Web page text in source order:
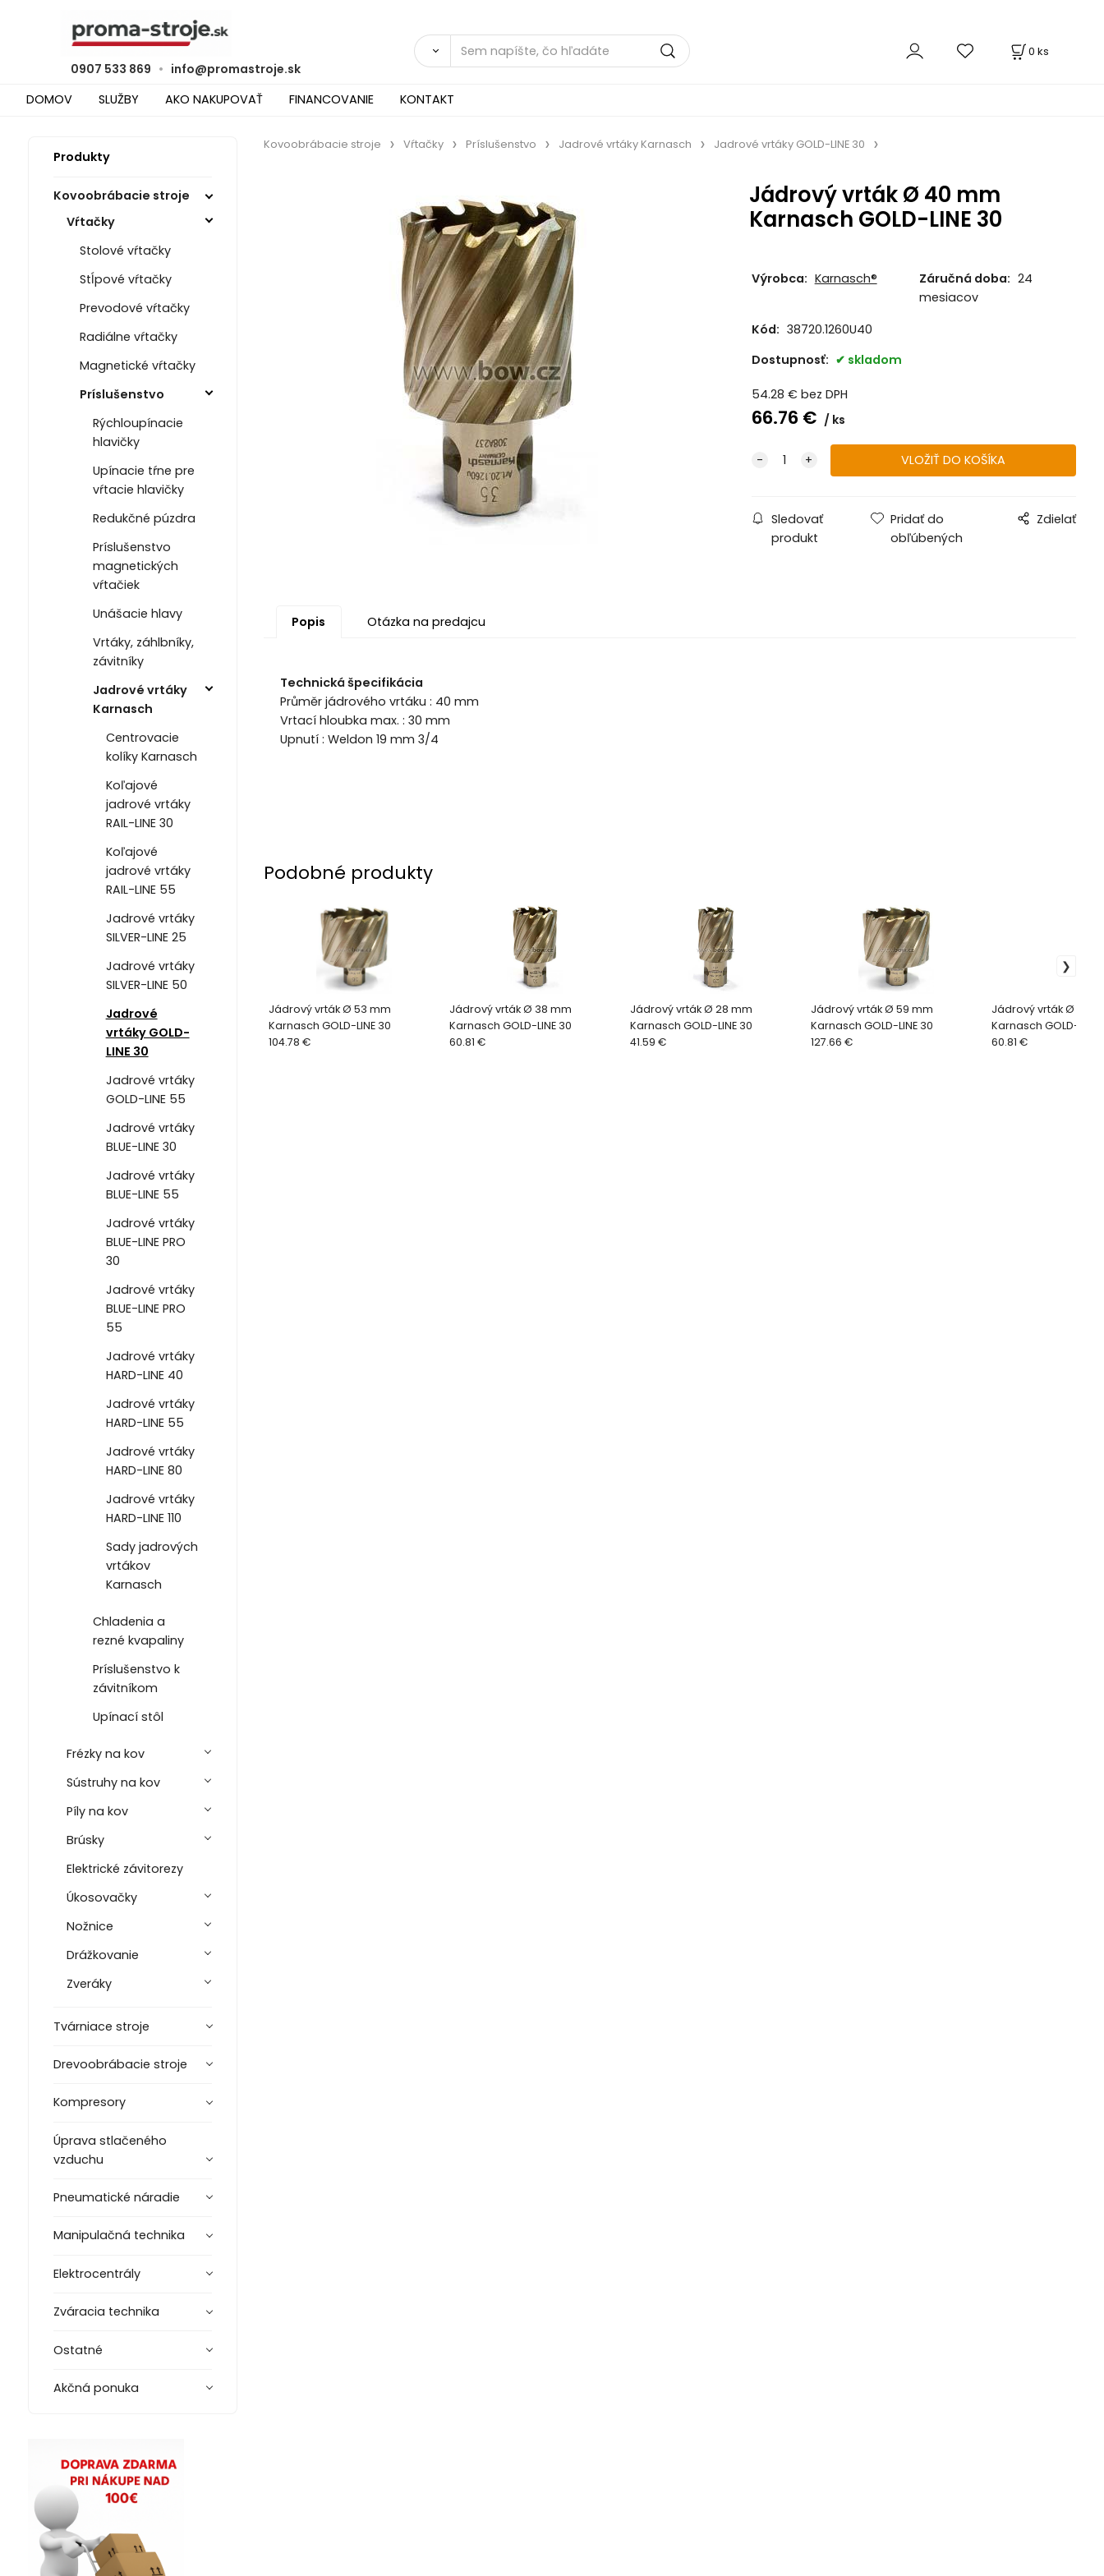
0907 533 869 • info@promastroje.sk
0 ks
DOMOV SLUŽBY AKO NAKUPOVAŤ FINANCOVANIE KONTAKT
Produkty
Kovoobrábacie stroje
Vŕtačky
Stolové vŕtačky
Stĺpové vŕtačky
Prevodové vŕtačky
Radiálne vŕtačky
Magnetické vŕtačky
Príslušenstvo
Rýchloupínacie
hlavičky
Upínacie tŕne pre
vŕtacie hlavičky
Redukčné púzdra
Príslušenstvo
magnetických
vŕtačiek
Unášacie hlavy
Vrtáky, záhlbníky,
závitníky
Jadrové vrtáky
Karnasch
Centrovacie
kolíky Karnasch
Koľajové
jadrové vrtáky
RAIL-LINE 30
Koľajové
jadrové vrtáky
RAIL-LINE 55
Jadrové vrtáky
SILVER-LINE 25
Jadrové vrtáky
SILVER-LINE 50
Jadrové
vrtáky GOLD-
LINE 30
Jadrové vrtáky
GOLD-LINE 55
Jadrové vrtáky
BLUE-LINE 30
Jadrové vrtáky
BLUE-LINE 55
Jadrové vrtáky
BLUE-LINE PRO
30
Jadrové vrtáky
BLUE-LINE PRO
55
Jadrové vrtáky
HARD-LINE 40
Jadrové vrtáky
HARD-LINE 55
Jadrové vrtáky
HARD-LINE 80
Jadrové vrtáky
HARD-LINE 110
Sady jadrových
vrtákov
Karnasch
Chladenia a
rezné kvapaliny
Príslušenstvo k
závitníkom
Upínací stôl
Frézky na kov
Sústruhy na kov
Píly na kov
Brúsky
Elektrické závitorezy
Úkosovačky
Nožnice
Drážkovanie
Zveráky
Tvárniace stroje
Drevoobrábacie stroje
Kompresory
Úprava stlačeného
vzduchu
Pneumatické náradie
Manipulačná technika
Elektrocentrály
Zváracia technika
Ostatné
Akčná ponuka
Kovoobrábacie stroje Vŕtačky Príslušenstvo Jadrové vrtáky Karnasch Jadrové vrtáky GOLD-LINE 30
Jádrový vrták Ø 40 mm
Karnasch GOLD-LINE 30
Výrobca: Karnasch® Záručná doba: 24
mesiacov
Kód: 38720.1260U40
Dostupnosť:
skladom
54.28 € bez DPH
66.76 € ks
Sledovať
produkt
Pridať do
obľúbených
Zdielať
Popis Otázka na predajcu
Technická špecifikácia
Průměr jádrového vrtáku : 40 mm
Vrtací hloubka max. : 30 mm
Upnutí : Weldon 19 mm 3/4
Podobné produkty
Jádrový vrták Ø 53 mm
Karnasch GOLD-LINE 30
104.78 €
Jádrový vrták Ø 38 mm
Karnasch GOLD-LINE 30
60.81 €
Jádrový vrták Ø 28 mm
Karnasch GOLD-LINE 30
41.59 €
Jádrový vrták Ø 59 mm
Karnasch GOLD-LINE 30
127.66 €
Jádrový vrták Ø 39
Karnasch GOLD-LINE
60.81 €